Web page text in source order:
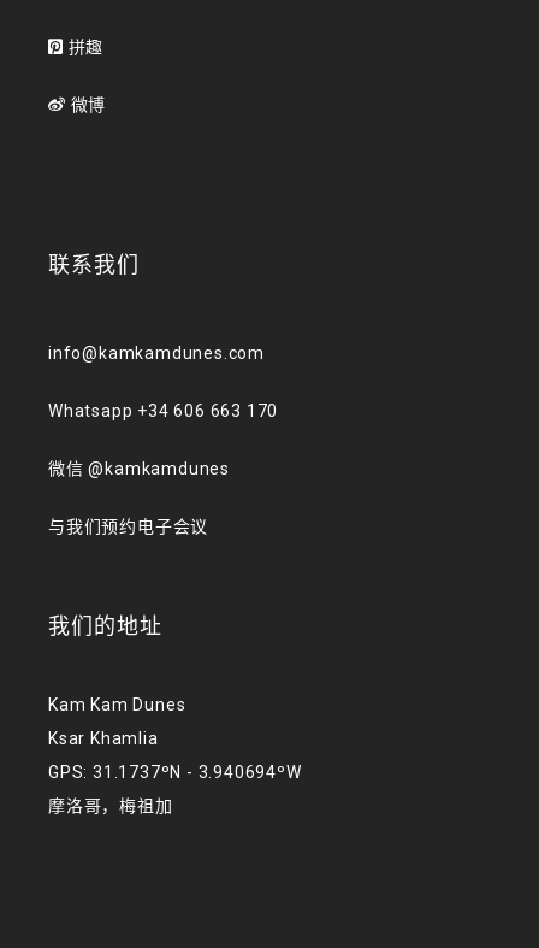
拼趣
微博
联系我们
info@kamkamdunes.com
Whatsapp +34 606 663 170
微信 @kamkamdunes
与我们预约电子会议
我们的地址
Kam Kam Dunes
Ksar Khamlia
GPS: 31.1737ºN - 3.940694ºW
摩洛哥，梅祖加